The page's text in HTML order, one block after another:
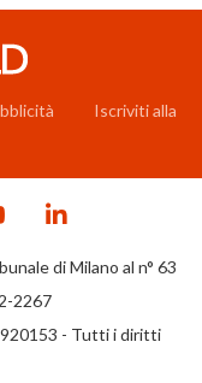
Iscriviti alla
di Milano al n° 63
2267
- Tutti i diritti